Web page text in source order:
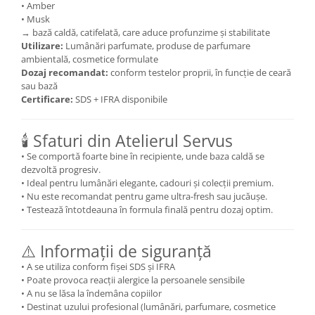
• Amber
• Musk
→ bază caldă, catifelată, care aduce profunzime și stabilitate
Utilizare: Lumânări parfumate, produse de parfumare
ambientală, cosmetice formulate
Dozaj recomandat: conform testelor proprii, în funcție de ceară
sau bază
Certificare: SDS + IFRA disponibile
🕯️ Sfaturi din Atelierul Servus
• Se comportă foarte bine în recipiente, unde baza caldă se
dezvoltă progresiv.
• Ideal pentru lumânări elegante, cadouri și colecții premium.
• Nu este recomandat pentru game ultra-fresh sau jucăușe.
• Testează întotdeauna în formula finală pentru dozaj optim.
⚠️ Informații de siguranță
• A se utiliza conform fișei SDS și IFRA
• Poate provoca reacții alergice la persoanele sensibile
• A nu se lăsa la îndemâna copiilor
• Destinat uzului profesional (lumânări, parfumare, cosmetice